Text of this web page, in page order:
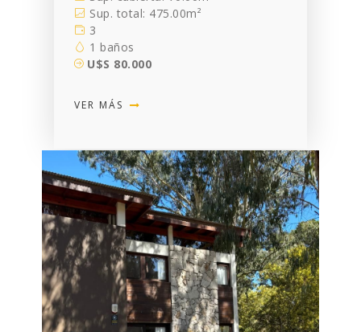
Sup. total: 475.00m²
3
1 baños
U$S 80.000
VER MÁS